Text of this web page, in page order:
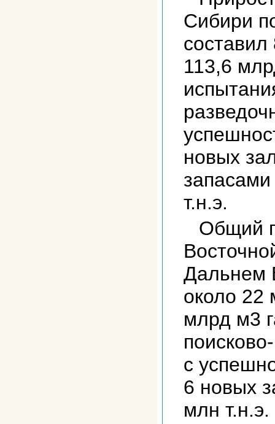
Cибири
113,6
новых
т.н.э.
Общий
Дальнем
около 22
млрд м3
с
6 новых
млн т.н.э.